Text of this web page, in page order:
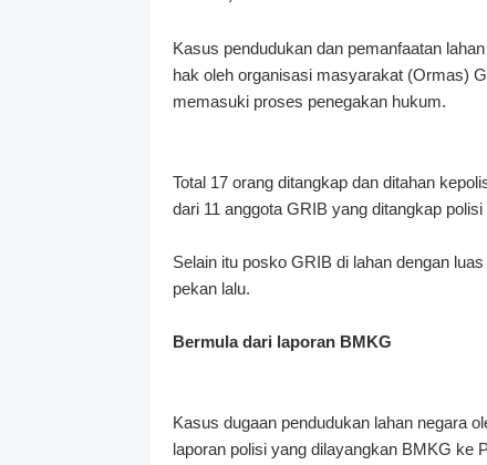
Kasus pendudukan dan pemanfaatan
hak oleh organisasi masyarakat (Ormas)
memasuki proses penegakan hukum.
Total 17 orang ditangkap dan ditahan
dari 11 anggota GRIB yang ditangkap
Selain itu posko GRIB di lahan dengan
pekan lalu.
Bermula dari laporan BMKG
Kasus dugaan pendudukan lahan negara
laporan polisi yang dilayangkan BMKG ke